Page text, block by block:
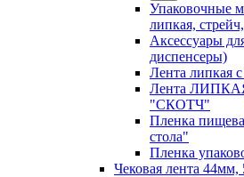
Упаковочные
липкая,
Аксессуары
диспенсеры)
Лента
Лента
"СКОТЧ"
Пленка
стола"
Пленка
Чековая лента